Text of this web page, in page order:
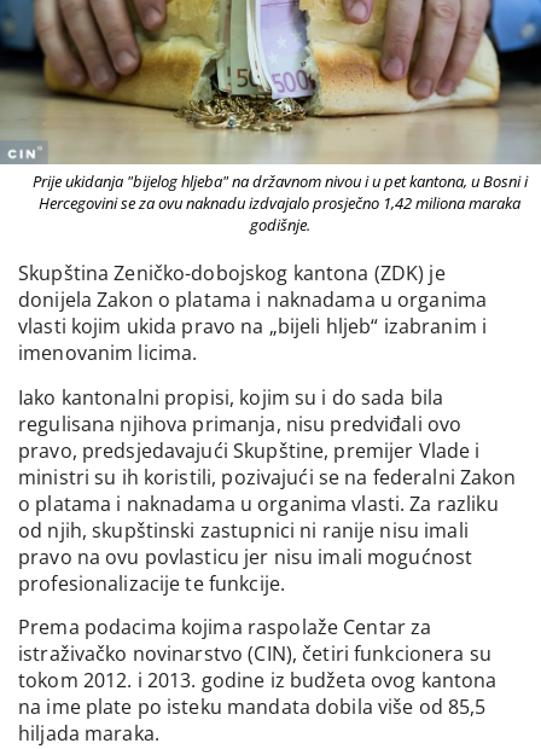
Prije ukidanja "bijelog hljeba" na državnom nivou i u pet kantona, u Bosni i
Hercegovini se za ovu naknadu izdvajalo prosječno 1,42 miliona maraka
godišnje.
Skupština Zeničko-dobojskog kantona (ZDK) je
donijela Zakon o platama i naknadama u organima
vlasti kojim ukida pravo na „bijeli hljeb“ izabranim i
imenovanim licima.
Iako kantonalni propisi, kojim su i do sada bila
regulisana njihova primanja, nisu predviđali ovo
pravo, predsjedavajući Skupštine, premijer Vlade i
ministri su ih koristili, pozivajući se na federalni Zakon
o platama i naknadama u organima vlasti. Za razliku
od njih, skupštinski zastupnici ni ranije nisu imali
pravo na ovu povlasticu jer nisu imali mogućnost
profesionalizacije te funkcije.
Prema podacima kojima raspolaže Centar za
istraživačko novinarstvo (CIN), četiri funkcionera su
tokom 2012. i 2013. godine iz budžeta ovog kantona
na ime plate po isteku mandata dobila više od 85,5
hiljada maraka.